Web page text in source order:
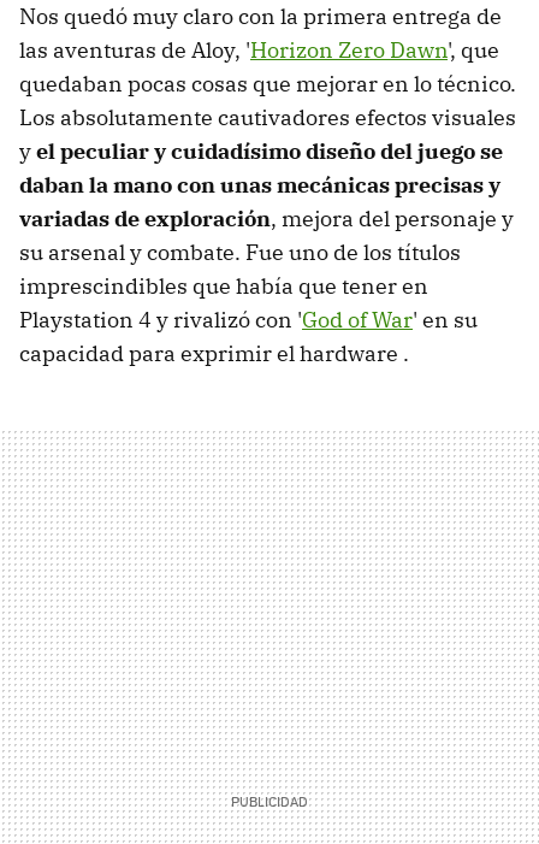
Nos quedó muy claro con la primera entrega de
las aventuras de Aloy, 'Horizon Zero Dawn', que
quedaban pocas cosas que mejorar en lo técnico.
Los absolutamente cautivadores efectos visuales
yel peculiar y cuidadísimo diseño del juego se
daban la mano con unas mecánicas precisas y
variadas de exploración, mejora del personaje y
su arsenal y combate. Fue uno de los títulos
imprescindibles que había que tener en
Playstation 4 y rivalizó con 'God of War' en su
capacidad para exprimir el hardware .